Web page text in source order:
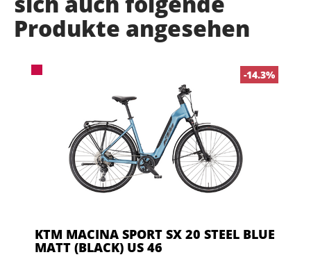
Produkte angesehen
-14.3%
KTM MACINA SPORT SX 20 STEEL BLUE
MATT (BLACK) US 46